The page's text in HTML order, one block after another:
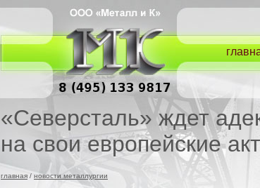
«Северсталь» ждет
на свои европейские
главная / новости металлургии